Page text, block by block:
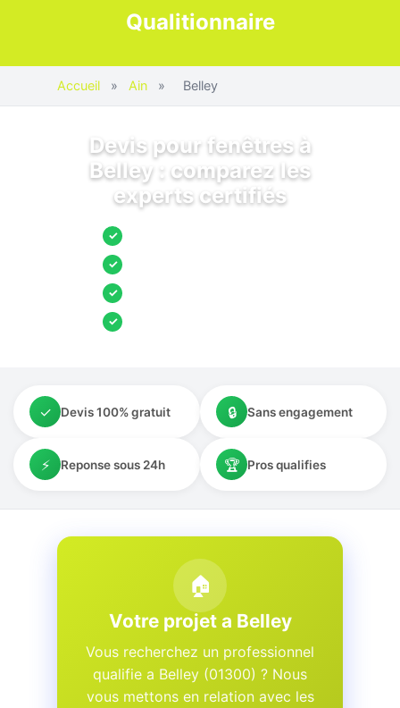
Qualitionnaire
Accueil » Ain » Belley
Devis pour fenêtres à
Belley : comparez les
experts certifiés
✓
✓
✓
✓
✓ Devis 100% gratuit 🔒 Sans engagement
⚡ Reponse sous 24h 🏆 Pros qualifies
🏠
Votre projet a Belley
Vous recherchez un professionnel
qualifie a Belley (01300) ? Nous
vous mettons en relation avec les